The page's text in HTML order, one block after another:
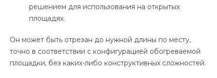
решением для использования на открытых
площадях.
Он может быть отрезан до нужной длины по месту,
точно в соответствии с конфигурацией обогреваемой
площадки, без каких-либо конструктивных сложностей.